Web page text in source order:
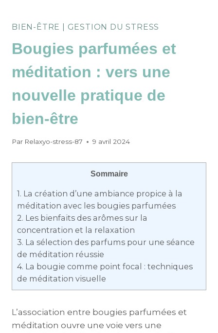
BIEN-ÊTRE GESTION DU STRESS
Bougies parfumées et
méditation : vers une
nouvelle pratique de
bien-être
Par Relaxyo-stress-87 9 avril 2024
Sommaire
1. La création d’une ambiance propice à la
méditation avec les bougies parfumées
2. Les bienfaits des arômes sur la
concentration et la relaxation
3. La sélection des parfums pour une séance
de méditation réussie
4. La bougie comme point focal : techniques
de méditation visuelle
L’association entre bougies parfumées et
méditation ouvre une voie vers une